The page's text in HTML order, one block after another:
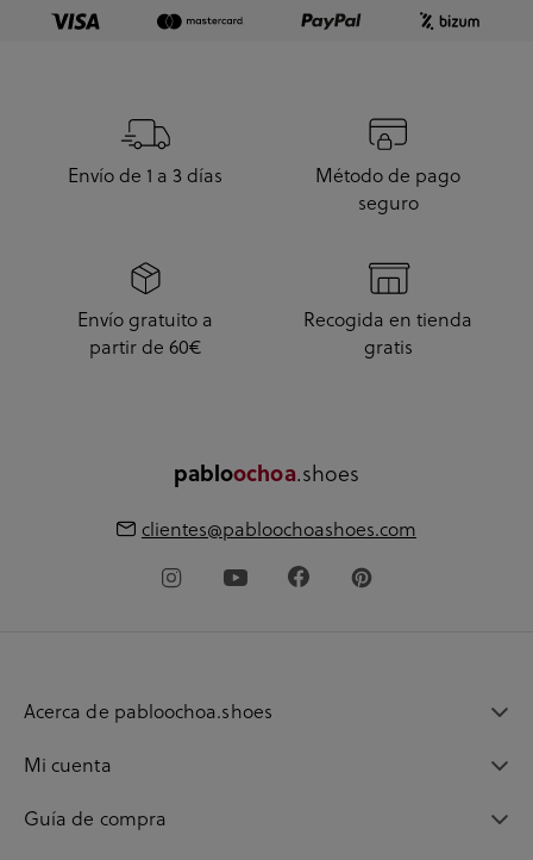
Envío de 1 a 3 días
Método de pago
seguro
Envío gratuito a
partir de 60€
Recogida en tienda
gratis
pabloochoa.shoes
clientes@pabloochoashoes.com
Acerca de pabloochoa.shoes
Mi cuenta
Guía de compra